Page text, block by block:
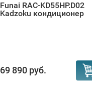
Funai RAC-KD55HP.D02
Kadzoku кондиционер
69 890 руб.